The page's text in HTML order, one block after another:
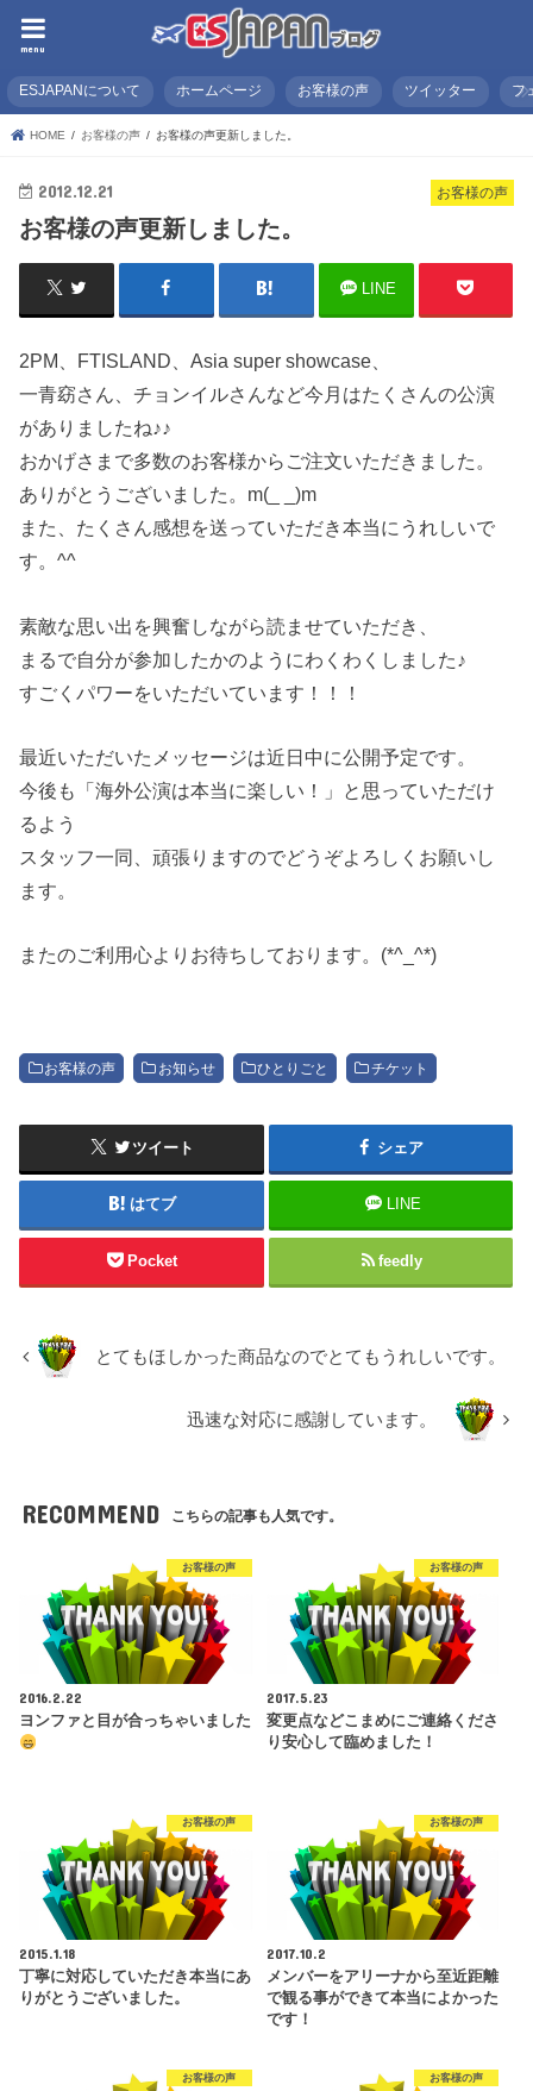
menu
ESJAPANについて ホームページ お客様の声 ツイッター フ
HOME お客様の声 お客様の声更新しました。
お客様の声
2012.12.21
お客様の声更新しました。
LINE
2PM、FTISLAND、Asia super showcase、
一青窈さん、チョンイルさんなど今月はたくさんの公演
がありましたね♪♪
おかげさまで多数のお客様からご注文いただきました。
ありがとうございました。m(_ _)m
また、たくさん感想を送っていただき本当にうれしいで
す。^^
素敵な思い出を興奮しながら読ませていただき、
まるで自分が参加したかのようにわくわくしました♪
すごくパワーをいただいています！！！
最近いただいたメッセージは近日中に公開予定です。
今後も「海外公演は本当に楽しい！」と思っていただけ
るよう
スタッフ一同、頑張りますのでどうぞよろしくお願いし
ます。
またのご利用心よりお待ちしております。(*^_^*)
お客様の声 お知らせ ひとりごと チケット
ツイート シェア
はてブ LINE
Pocket feedly
とてもほしかった商品なのでとてもうれしいです。
迅速な対応に感謝しています。
RECOMMEND こちらの記事も人気です。
お客様の声
2016.2.22
ヨンファと目が合っちゃいました
お客様の声
2017.5.23
変更点などこまめにご連絡くださ
り安心して臨めました！
お客様の声
2015.1.18
丁寧に対応していただき本当にあ
りがとうございました。
お客様の声
2017.10.2
メンバーをアリーナから至近距離
で観る事ができて本当によかった
です！
お客様の声 お客様の声